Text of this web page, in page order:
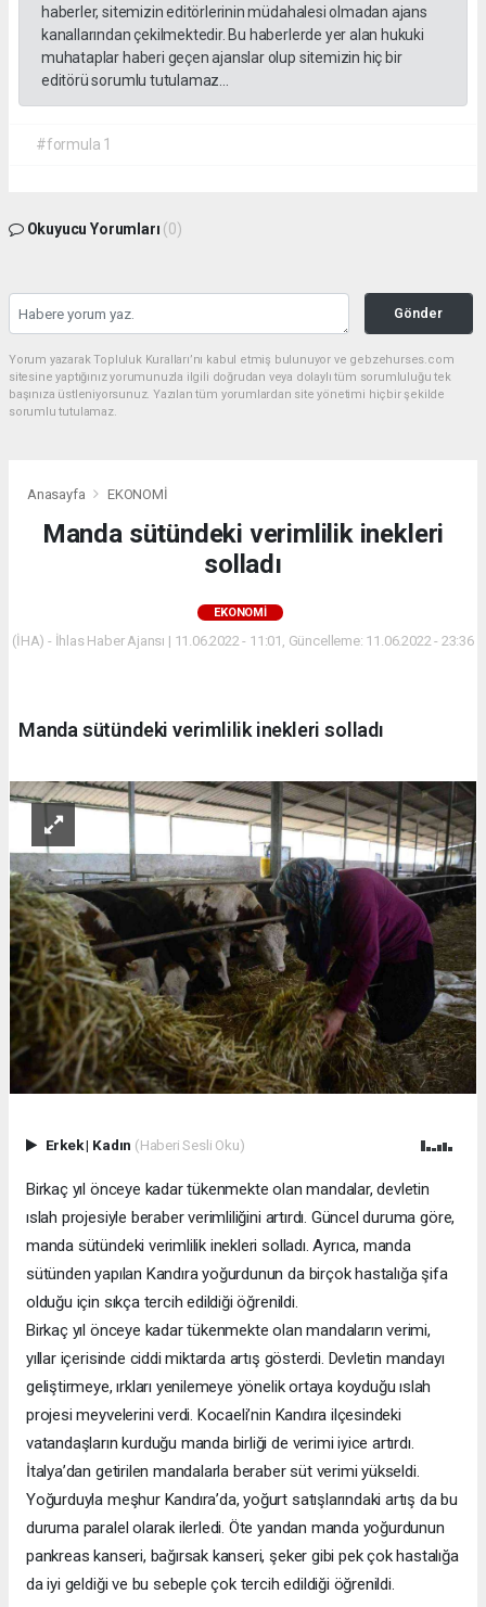
haberler, sitemizin editörlerinin müdahalesi olmadan ajans
kanallarından çekilmektedir. Bu haberlerde yer alan hukuki
muhataplar haberi geçen ajanslar olup sitemizin hiç bir
editörü sorumlu tutulamaz...
#formula 1
Okuyucu Yorumları (0)
Gönder
Yorum yazarak Topluluk Kuralları’nı kabul etmiş bulunuyor ve gebzehurses.com
sitesine yaptığınız yorumunuzla ilgili doğrudan veya dolaylı tüm sorumluluğu tek
başınıza üstleniyorsunuz. Yazılan tüm yorumlardan site yönetimi hiçbir şekilde
sorumlu tutulamaz.
Anasayfa EKONOMİ
Manda sütündeki verimlilik inekleri
solladı
EKONOMİ
(İHA) - İhlas Haber Ajansı | 11.06.2022 - 11:01, Güncelleme: 11.06.2022 - 23:36
Manda sütündeki verimlilik inekleri solladı
Erkek| Kadın (Haberi Sesli Oku)
Birkaç yıl önceye kadar tükenmekte olan mandalar, devletin
ıslah projesiyle beraber verimliliğini artırdı. Güncel duruma göre,
manda sütündeki verimlilik inekleri solladı. Ayrıca, manda
sütünden yapılan Kandıra yoğurdunun da birçok hastalığa şifa
olduğu için sıkça tercih edildiği öğrenildi.
Birkaç yıl önceye kadar tükenmekte olan mandaların verimi,
yıllar içerisinde ciddi miktarda artış gösterdi. Devletin mandayı
geliştirmeye, ırkları yenilemeye yönelik ortaya koyduğu ıslah
projesi meyvelerini verdi. Kocaeli’nin Kandıra ilçesindeki
vatandaşların kurduğu manda birliği de verimi iyice artırdı.
İtalya’dan getirilen mandalarla beraber süt verimi yükseldi.
Yoğurduyla meşhur Kandıra’da, yoğurt satışlarındaki artış da bu
duruma paralel olarak ilerledi. Öte yandan manda yoğurdunun
pankreas kanseri, bağırsak kanseri, şeker gibi pek çok hastalığa
da iyi geldiği ve bu sebeple çok tercih edildiği öğrenildi.